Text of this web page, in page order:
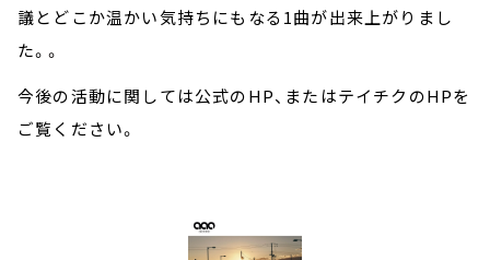
議とどこか温かい気持ちにもなる1曲が出来上がりまし
た。。
今後の活動に関しては公式のHP、またはテイチクのHPを
ご覧ください。